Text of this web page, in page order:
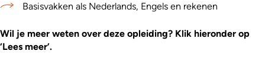
Basisvakken als Nederlands, Engels en rekenen
Wil je meer weten over deze opleiding? Klik hieronder op
‘Lees meer’.